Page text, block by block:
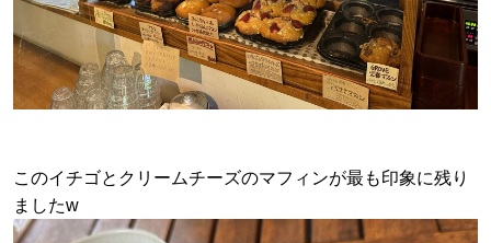
このイチゴとクリームチーズのマフィンが最も印象に残り
ましたw